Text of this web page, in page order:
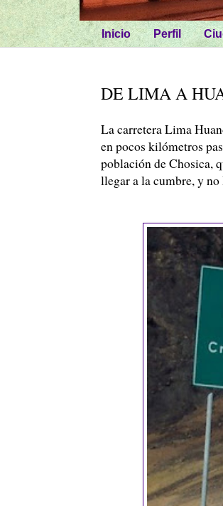
Inicio Perfil
DE LIMA A
La carretera Lima
en pocos kilómetros
población deChosica,
llegar a la cumbre, y